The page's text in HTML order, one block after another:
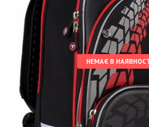
НЕМАЄ В